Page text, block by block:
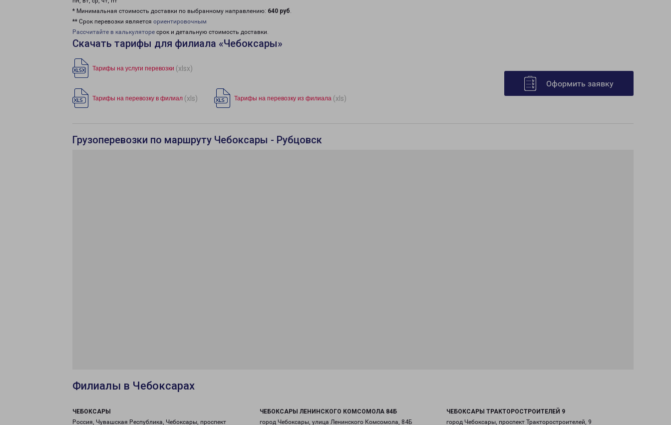
* Минимальная стоимость доставки по выбранному направлению: 640 руб.
** Срок перевозки является ориентировочным
Рассчитайте в калькуляторе срок и детальную стоимость доставки.
Скачать тарифы для филиала «Чебоксары»
Тарифы на услуги перевозки (xlsx)
Тарифы на перевозку в филиал (xls) Тарифы на перевозку из филиала (xls)
Оформить заявку
Грузоперевозки по маршруту Чебоксары - Рубцовск
Филиалы в Чебоксарах
ЧЕБОКСАРЫ
Россия, Чувашская Республика, Чебоксары, проспект
ЧЕБОКСАРЫ ЛЕНИНСКОГО КОМСОМОЛА 84Б
город Чебоксары, улица Ленинского Комсомола, 84Б
ЧЕБОКСАРЫ ТРАКТОРОСТРОИТЕЛЕЙ 9
город Чебоксары, проспект Тракторостроителей, 9